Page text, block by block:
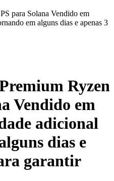
para Solana Vendido em
em alguns dias e apenas 3
Ryzen
Vendido em
adicional
dias e
garantir